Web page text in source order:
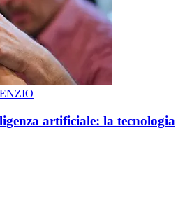
artificiale: la tecnologia